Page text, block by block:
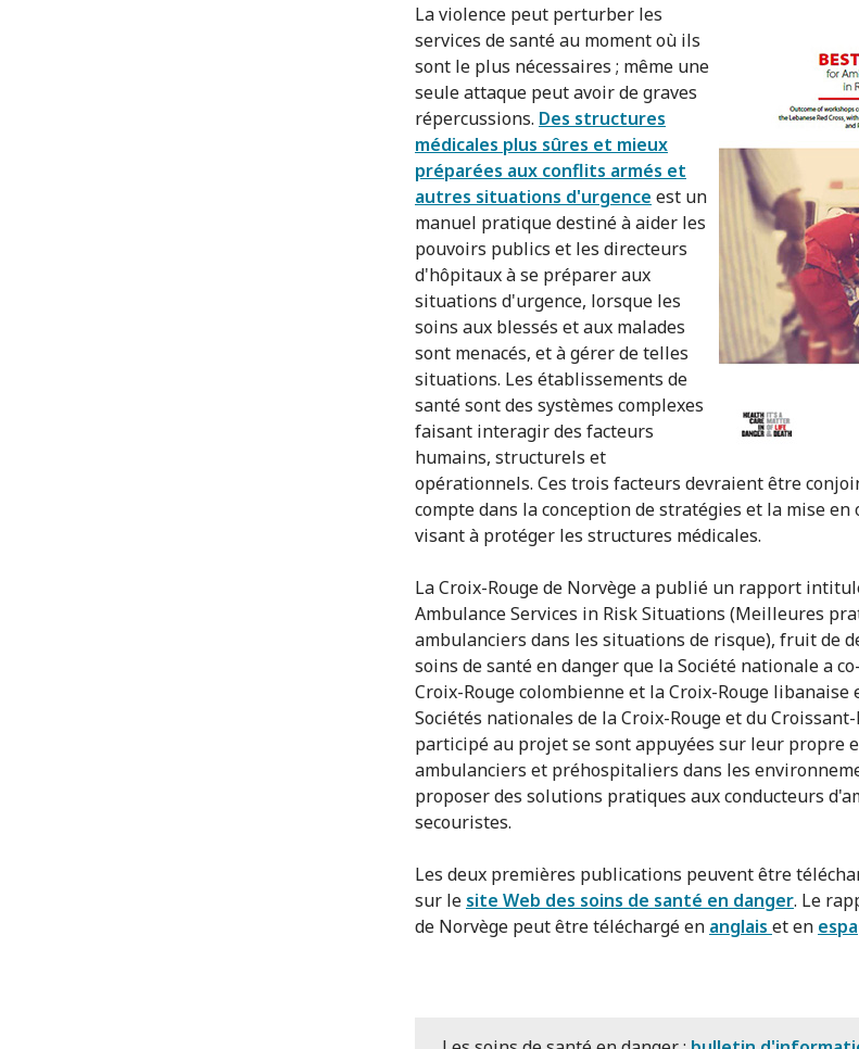
La violence peut perturber les
services de santé au moment où ils
sont le plus nécessaires ; même une
seule attaque peut avoir de graves
répercussions. Des structures
médicales plus sûres et mieux
préparées aux conflits armés et
autres situations d'urgence est un
manuel pratique destiné à aider les
pouvoirs publics et les directeurs
d'hôpitaux à se préparer aux
situations d'urgence, lorsque les
soins aux blessés et aux malades
sont menacés, et à gérer de telles
situations. Les établissements de
santé sont des systèmes complexes
faisant interagir des facteurs
humains, structurels et
opérationnels. Ces trois facteurs devraient être
compte dans la conception de stratégies et la mise
visant à protéger les structures médicales.
La Croix-Rouge de Norvège a publié un rapport
Ambulance Services in Risk Situations (Meilleures
ambulanciers dans les situations de risque), fruit de
soins de santé en danger que la Société nationale a
Croix-Rouge colombienne et la Croix-Rouge libanaise
Sociétés nationales de la Croix-Rouge et du
participé au projet se sont appuyées sur leur propre
ambulanciers et préhospitaliers dans les
proposer des solutions pratiques aux conducteurs
secouristes.
Les deux premières publications peuvent être
sur le site Web des soins de santé en danger. Le
de Norvège peut être téléchargé en anglais et en